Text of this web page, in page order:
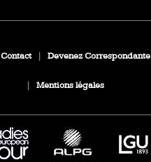
Contact Devenez Correspondante
Mentions légales